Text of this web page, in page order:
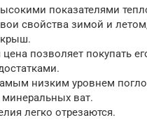
показателями
свойства зимой и
позволяет покупать
низким уровнем
минеральных ват.
легко отрезаются.